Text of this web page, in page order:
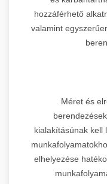
hozzáférhető
valamint
Méret és
kialakításúnak kell
elhelyezése